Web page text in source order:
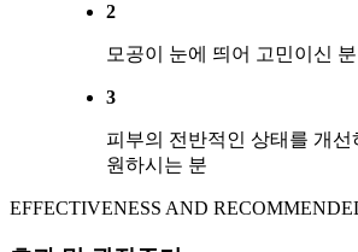
2
모공이 눈에 띄어 고민이신 분
3
피부의 전반적인 상태를 개
원하시는 분
EFFECTIVENESS AND